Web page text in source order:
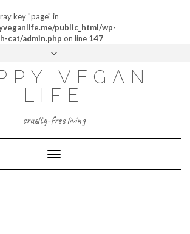
key "page" in
public_html/wp-
cat/admin.php on line 147
ABOUT
MY STORY
CONTACT
VEGAN
LIFE
cruelty-free living
Toggle
Navigation